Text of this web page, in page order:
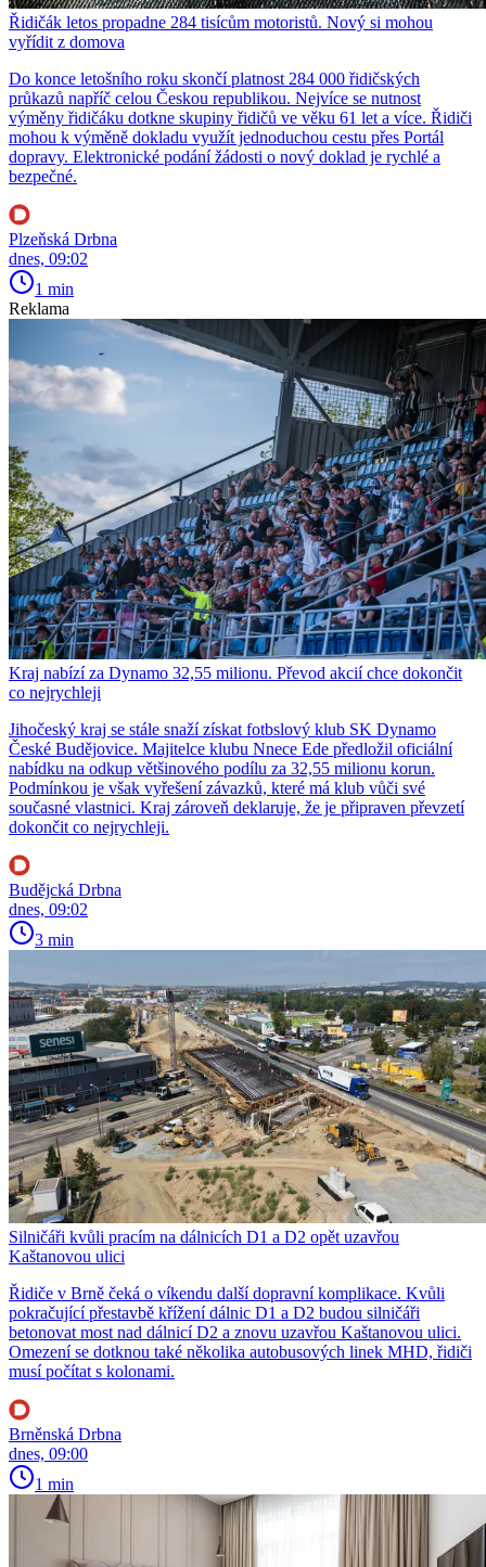
Řidičák letos propadne 284 tisícům motoristů. Nový si mohou
vyřídit z domova
Do konce letošního roku skončí platnost 284 000 řidičských
průkazů napříč celou Českou republikou. Nejvíce se nutnost
výměny řidičáku dotkne skupiny řidičů ve věku 61 let a více. Řidiči
mohou k výměně dokladu využít jednoduchou cestu přes Portál
dopravy. Elektronické podání žádosti o nový doklad je rychlé a
bezpečné.
Plzeňská Drbna
dnes, 09:02
1 min
Reklama
Kraj nabízí za Dynamo 32,55 milionu. Převod akcií chce dokončit
co nejrychleji
Jihočeský kraj se stále snaží získat fotbslový klub SK Dynamo
České Budějovice. Majitelce klubu Nnece Ede předložil oficiální
nabídku na odkup většinového podílu za 32,55 milionu korun.
Podmínkou je však vyřešení závazků, které má klub vůči své
současné vlastnici. Kraj zároveň deklaruje, že je připraven převzetí
dokončit co nejrychleji.
Budějcká Drbna
dnes, 09:02
3 min
Silničáři kvůli pracím na dálnicích D1 a D2 opět uzavřou
Kaštanovou ulici
Řidiče v Brně čeká o víkendu další dopravní komplikace. Kvůli
pokračující přestavbě křížení dálnic D1 a D2 budou silničáři
betonovat most nad dálnicí D2 a znovu uzavřou Kaštanovou ulici.
Omezení se dotknou také několika autobusových linek MHD, řidiči
musí počítat s kolonami.
Brněnská Drbna
dnes, 09:00
1 min